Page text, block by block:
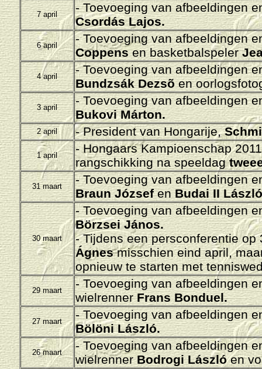
7 april
-Toevoeging van afbeeldingen
Csordás Lajos.
6 april
-Toevoeging van afbeeldingen
Coppensen basketbalspeler
4 april
-Toevoeging van afbeeldingen
Bundzsák Dezsõen
3 april
-Toevoeging van afbeeldingen
Bukovi Márton.
2 april -President van Hongarije,
1 april
- Hongaars Kampioenschap
rangschikking na speeldag
31 maart
-Toevoeging van afbeeldingen
Braun JózsefenBudai II
30 maart
-Toevoeging van afbeeldingen
Börzsei János.
- Tijdens een persconferentie
Ágnesmisschien eind april,
opnieuw te starten met
29 maart
-Toevoeging van afbeeldingen
wielrennerFrans Bonduel.
27 maart
-Toevoeging van afbeeldingen
Bölöni László.
26 maart
-Toevoeging van afbeeldingen
wielrennerBodrogi Lászlóen